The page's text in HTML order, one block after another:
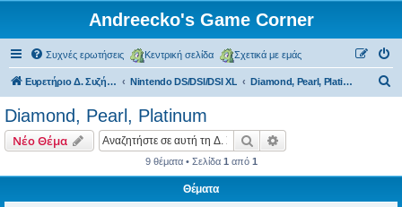
Andreecko's Game Corner
Συχνές ερωτήσεις Κεντρική σελίδα Σχετικά με εμάς
Ευρετήριο Δ. Συζήτησης Nintendo DS/DSI/DSI XL Diamond, Pearl, Platinum
Diamond, Pearl, Platinum
Νέο Θέμα Αναζήτηση
9 θέματα • Σελίδα 1 από 1
Θέματα